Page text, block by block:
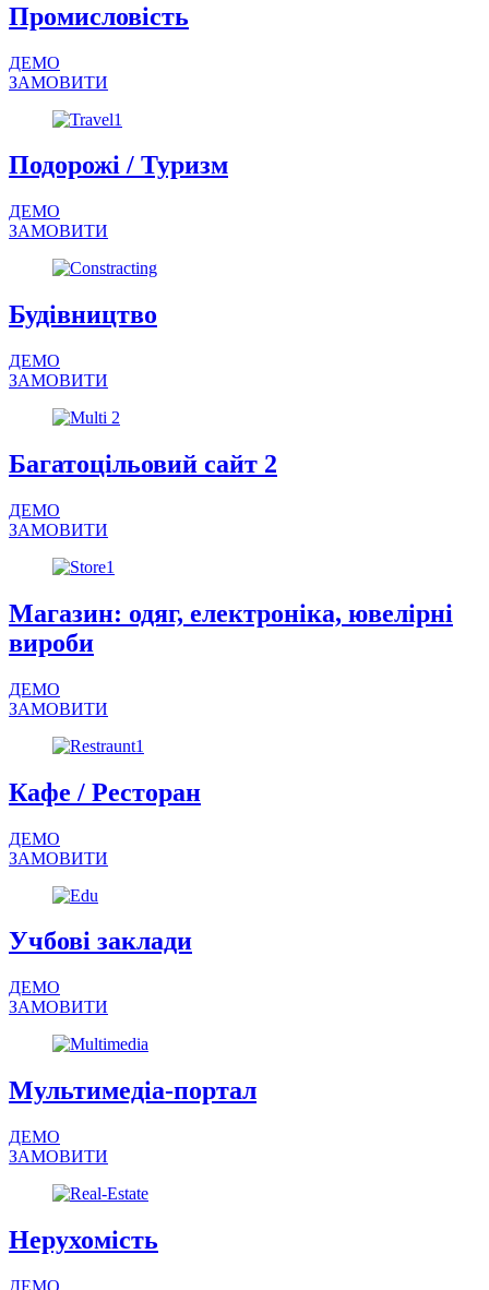
Промисловість
ДЕМО
ЗАМОВИТИ
Подорожі / Туризм
ДЕМО
ЗАМОВИТИ
Будівництво
ДЕМО
ЗАМОВИТИ
Багатоцільовий сайт 2
ДЕМО
ЗАМОВИТИ
Магазин: одяг, електроніка, ювелірні
вироби
ДЕМО
ЗАМОВИТИ
Кафе / Ресторан
ДЕМО
ЗАМОВИТИ
Учбові заклади
ДЕМО
ЗАМОВИТИ
Мультимедіа-портал
ДЕМО
ЗАМОВИТИ
Нерухомість
ДЕМО